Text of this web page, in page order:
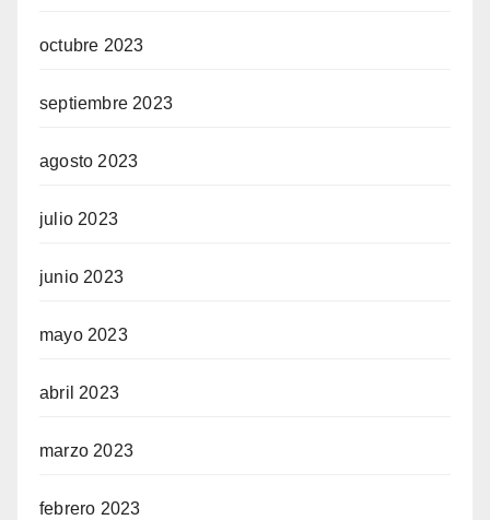
octubre 2023
septiembre 2023
agosto 2023
julio 2023
junio 2023
mayo 2023
abril 2023
marzo 2023
febrero 2023